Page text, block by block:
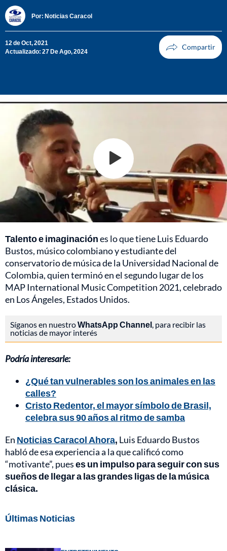
Por: Noticias Caracol
12 de Oct, 2021
Actualizado: 27 De Ago, 2024
Talento e imaginaciónes lo que tiene Luis Eduardo
Bustos, músico colombiano y estudiante del
conservatorio de música de la Universidad Nacional de
Colombia, quien terminó en el segundo lugar de los
MAP International Music Competition 2021, celebrado
en Los Ángeles, Estados Unidos.
Síganos en nuestroWhatsApp Channel , para recibir las
noticias de mayor interés
Podría interesarle:
¿Qué tan vulnerables son los animales en las
calles?
Cristo Redentor, el mayor símbolo de Brasil,
celebra sus 90 años al ritmo de samba
En Noticias Caracol Ahora, Luis Eduardo Bustos
habló de esa experiencia a la que calificó como
“motivante”, pueses un impulso para seguir con sus
sueños de llegar a las grandes ligas de la música
clásica.
Últimas Noticias